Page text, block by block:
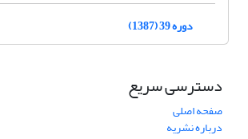
دوره 39 (1387)
دسترسی سریع
صفحه اصلی
درباره نشریه